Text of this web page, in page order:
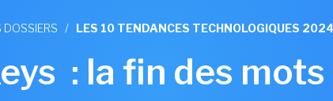
DOSSIERS / LES 10 TENDANCES TECHNOLOGIQUES 2024
: la fin des